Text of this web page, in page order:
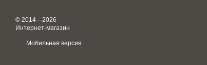
© 2014—2026
Интернет-магазин
Мобильная версия